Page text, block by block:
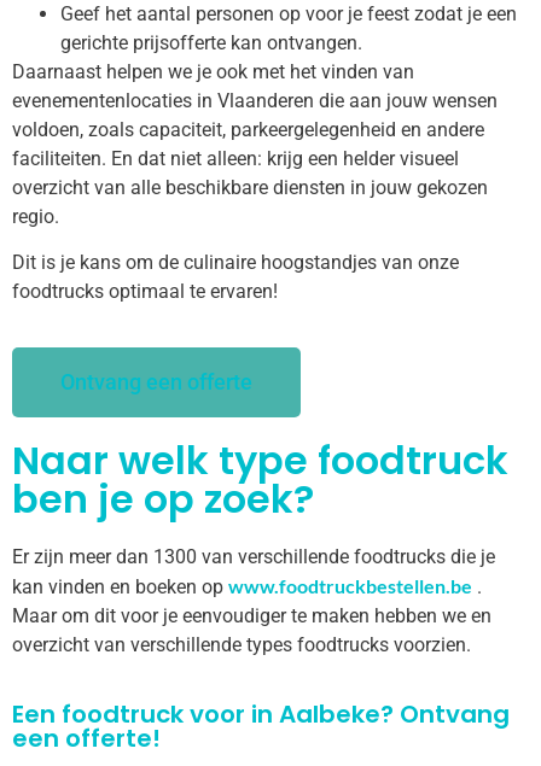
Geef het aantal personen op voor je feest zodat je een
gerichte prijsofferte kan ontvangen.
Daarnaast helpen we je ook met het vinden van
evenementenlocaties in Vlaanderen die aan jouw wensen
voldoen, zoals capaciteit, parkeergelegenheid en andere
faciliteiten. En dat niet alleen: krijg een helder visueel
overzicht van alle beschikbare diensten in jouw gekozen
regio.
Dit is je kans om de culinaire hoogstandjes van onze
foodtrucks optimaal te ervaren!
Ontvang een offerte
Naar welk type foodtruck
ben je op zoek?
Er zijn meer dan 1300 van verschillende foodtrucks die je
kan vinden en boeken op www.foodtruckbestellen.be .
Maar om dit voor je eenvoudiger te maken hebben we en
overzicht van verschillende types foodtrucks voorzien.
Een foodtruck voor in Aalbeke? Ontvang
een offerte!